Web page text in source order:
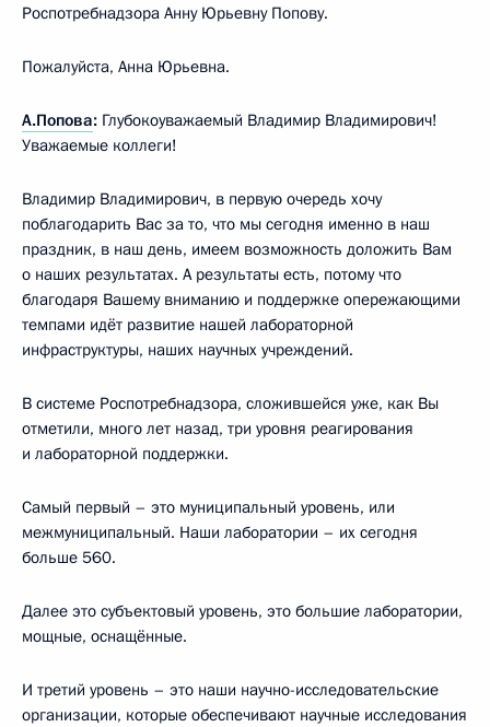
Роспотребнадзора Анну Юрьевну Попову.
Пожалуйста, Анна Юрьевна.
А.Попова: Глубокоуважаемый Владимир Владимирович!
Уважаемые коллеги!
Владимир Владимирович, в первую очередь хочу
поблагодарить Вас за то, что мы сегодня именно в наш
праздник, в наш день, имеем возможность доложить Вам
о наших результатах. А результаты есть, потому что
благодаря Вашему вниманию и поддержке опережающими
темпами идёт развитие нашей лабораторной
инфраструктуры, наших научных учреждений.
В системе Роспотребнадзора, сложившейся уже, как Вы
отметили, много лет назад, три уровня реагирования
и лабораторной поддержки.
Самый первый – это муниципальный уровень, или
межмуниципальный. Наши лаборатории – их сегодня
больше 560.
Далее это субъектовый уровень, это большие лаборатории,
мощные, оснащённые.
И третий уровень – это наши научно-исследовательские
организации, которые обеспечивают научные исследования